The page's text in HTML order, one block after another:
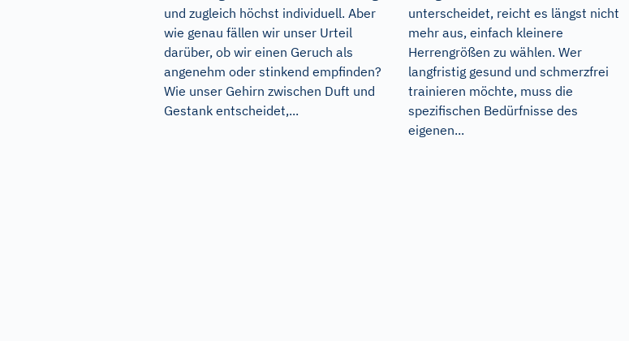
und zugleich höchst individuell. Aber
wie genau fällen wir unser Urteil
darüber, ob wir einen Geruch als
angenehm oder stinkend empfinden?
Wie unser Gehirn zwischen Duft und
Gestank entscheidet,...
unterscheidet, reicht es längst nicht
mehr aus, einfach kleinere
Herrengrößen zu wählen. Wer
langfristig gesund und schmerzfrei
trainieren möchte, muss die
spezifischen Bedürfnisse des
eigenen...